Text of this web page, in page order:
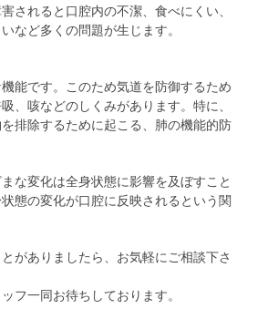
されると口腔内の不潔、食べにくい、
など多くの問題が生じます。
能です。このため気道を防御するため
、咳などのしくみがあります。特に、
排除するために起こる、肺の機能的防
な変化は全身状態に影響を及ぼすこと
態の変化が口腔に反映されるという関
がありましたら、お気軽にご相談下さ
フ一同お待ちしております。